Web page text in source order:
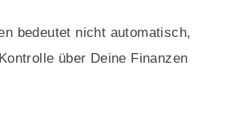
bedeutet nicht automatisch,
über Deine Finanzen